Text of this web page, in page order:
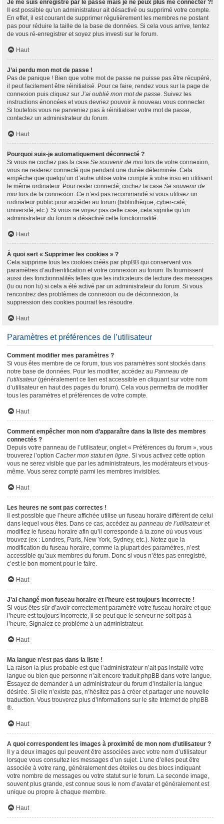
Je me suis enregistré par le passé mais je ne peux plus me connecter ?!
Il est possible qu’un administrateur ait désactivé ou supprimé votre compte.
En effet, il est courant de supprimer régulièrement les membres ne postant
pas pour réduire la taille de la base de données. Si cela vous arrive, tentez
de vous ré-enregistrer et soyez plus investi sur le forum.
Haut
J’ai perdu mon mot de passe !
Pas de panique ! Bien que votre mot de passe ne puisse pas être récupéré,
il peut facilement être réinitialisé. Pour ce faire, rendez vous sur la page de
connexion puis cliquez sur J’ai oublié mon mot de passe. Suivez les
instructions énoncées et vous devriez pouvoir à nouveau vous connecter.
Si toutefois vous ne parveniez pas à réinitialiser votre mot de passe,
contactez un administrateur du forum.
Haut
Pourquoi suis-je automatiquement déconnecté ?
Si vous ne cochez pas la case Se souvenir de moi lors de votre connexion,
vous ne resterez connecté que pendant une durée déterminée. Cela
empêche que quelqu’un d’autre utilise votre compte à votre insu en utilisant
le même ordinateur. Pour rester connecté, cochez la case Se souvenir de
moi lors de la connexion. Ce n’est pas recommandé si vous utilisez un
ordinateur public pour accéder au forum (bibliothèque, cyber-café,
université, etc.). Si vous ne voyez pas cette case, cela signifie qu’un
administrateur du forum a désactivé cette fonctionnalité.
Haut
À quoi sert « Supprimer les cookies » ?
Cela supprime tous les cookies créés par phpBB qui conservent vos
paramètres d’authentification et votre connexion au forum. Ils fournissent
aussi des fonctionnalités telles que les indicateurs de lecture des messages
(lu ou non lu) si cela a été activé par un administrateur du forum. Si vous
rencontrez des problèmes de connexion ou de déconnexion, la
suppression des cookies pourrait les résoudre.
Haut
Paramètres et préférences de l’utilisateur
Comment modifier mes paramètres ?
Si vous êtes membre de ce forum, tous vos paramètres sont stockés dans
notre base de données. Pour les modifier, accédez au Panneau de
l’utilisateur(généralement ce lien est accessible en cliquant sur votre nom
d’utilisateur en haut des pages du forum). Cela vous permettra de modifier
tous les paramètres et préférences de votre compte.
Haut
Comment empêcher mon nom d’apparaître dans la liste des membres
connectés ?
Depuis votre panneau de l’utilisateur, onglet « Préférences du forum », vous
trouverez l’option Cacher mon statut en ligne. Si vous activez cette option
vous ne serez visible que par les administrateurs, les modérateurs et vous-
même. Vous serez compté parmi les membres invisibles.
Haut
Les heures ne sont pas correctes !
Il est possible que l’heure affichée utilise un fuseau horaire différent de celui
dans lequel vous êtes. Dans ce cas, accédez au panneau de l’utilisateuret
modifiez le fuseau horaire afin qu’il corresponde à la zone où vous vous
trouvez (ex : Londres, Paris, New York, Sydney, etc.). Notez que la
modification du fuseau horaire, comme la plupart des paramètres, n’est
accessible qu’aux membres du forum. Donc si vous n’êtes pas enregistré,
c’est le bon moment pour le faire.
Haut
J’ai changé mon fuseau horaire et l’heure est toujours incorrecte !
Si vous êtes sûr d’avoir correctement paramétré votre fuseau horaire et que
l’heure est toujours incorrecte, il se peut que le serveur ne soit pas à
l’heure. Signalez ce problème à un administrateur.
Haut
Ma langue n’est pas dans la liste !
La raison la plus probable est que l’administrateur n’ait pas installé votre
langue ou bien que personne n’ait encore traduit phpBB dans votre langue.
Essayez de demander à un administrateur du forum d’installer la langue
désirée. Si elle n’existe pas, n’hésitez pas à créer et partager une nouvelle
traduction. Vous trouverez plus d’informations sur le site Internet de phpBB
®.
Haut
A quoi correspondent les images à proximité de mon nom d’utilisateur ?
Il y a deux images qui peuvent être associées avec votre nom d’utilisateur
lorsque vous consultez les messages d’un sujet. L’une d’elles peut être
associée à votre rang, généralement des étoiles ou des blocs indiquant
votre nombre de messages ou votre statut sur le forum. La seconde image,
souvent plus grande, est connue sous le nom d’avatar et généralement est
unique ou propre à chaque membre.
Haut